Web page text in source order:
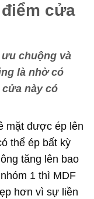
cửa
chuộng và
là nhờ có
này có
mặt được ép lên
thể ép bất kỳ
tăng lên bao
1 thì MDF
hơn vì sự liền